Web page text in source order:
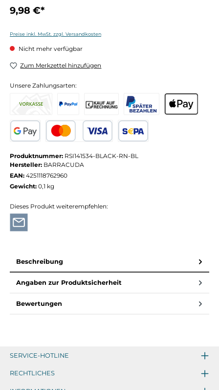
9,98 €*
Preise inkl. MwSt. zzgl. Versandkosten
Nicht mehr verfügbar
Zum Merkzettel hinzufügen
Unsere Zahlungsarten:
Produktnummer: RSI141534-BLACK-RN-BL
Hersteller: BARRACUDA
EAN: 4251118762960
Gewicht: 0,1 kg
Dieses Produkt weiterempfehlen:
Beschreibung
Angaben zur Produktsicherheit
Bewertungen
SERVICE-HOTLINE
RECHTLICHES